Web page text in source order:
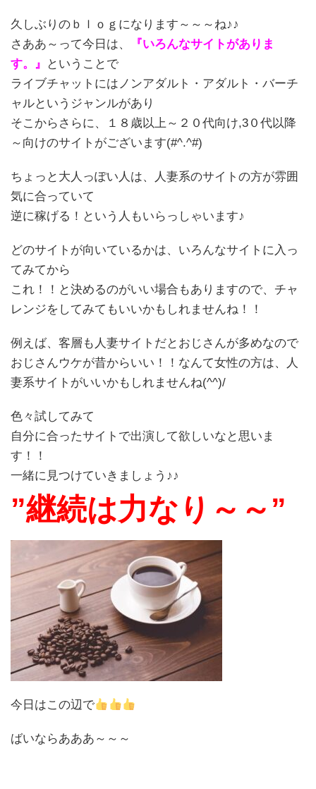
久しぶりのｂｌｏｇになります～～～ね♪♪
さああ～って今日は、
『いろんなサイトがありま
す。』
ということで
ライブチャットにはノンアダルト・アダルト・バーチ
ャルというジャンルがあり
そこからさらに、１８歳以上～２０代向け,3０代以降
～向けのサイトがございます(#^.^#)
ちょっと大人っぽい人は、人妻系のサイトの方が雰囲
気に合っていて
逆に稼げる！という人もいらっしゃいます♪
どのサイトが向いているかは、いろんなサイトに入っ
てみてから
これ！！と決めるのがいい場合もありますので、チャ
レンジをしてみてもいいかもしれませんね！！
例えば、客層も人妻サイトだとおじさんが多めなので
おじさんウケが昔からいい！！なんて女性の方は、人
妻系サイトがいいかもしれませんね(^^)/
色々試してみて
自分に合ったサイトで出演して欲しいなと思いま
す！！
一緒に見つけていきましょう♪♪
”継続は力なり～～”
今日はこの辺で
ばいならあああ～～～